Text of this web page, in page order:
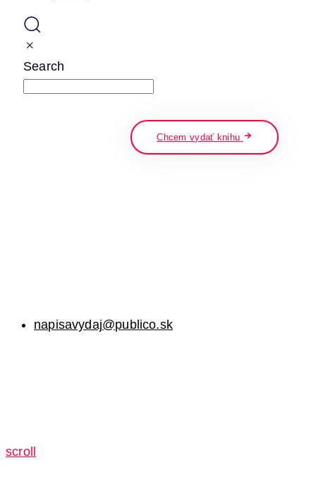
Search
Chcem vydať knihu
napisavydaj@publico.sk
scroll